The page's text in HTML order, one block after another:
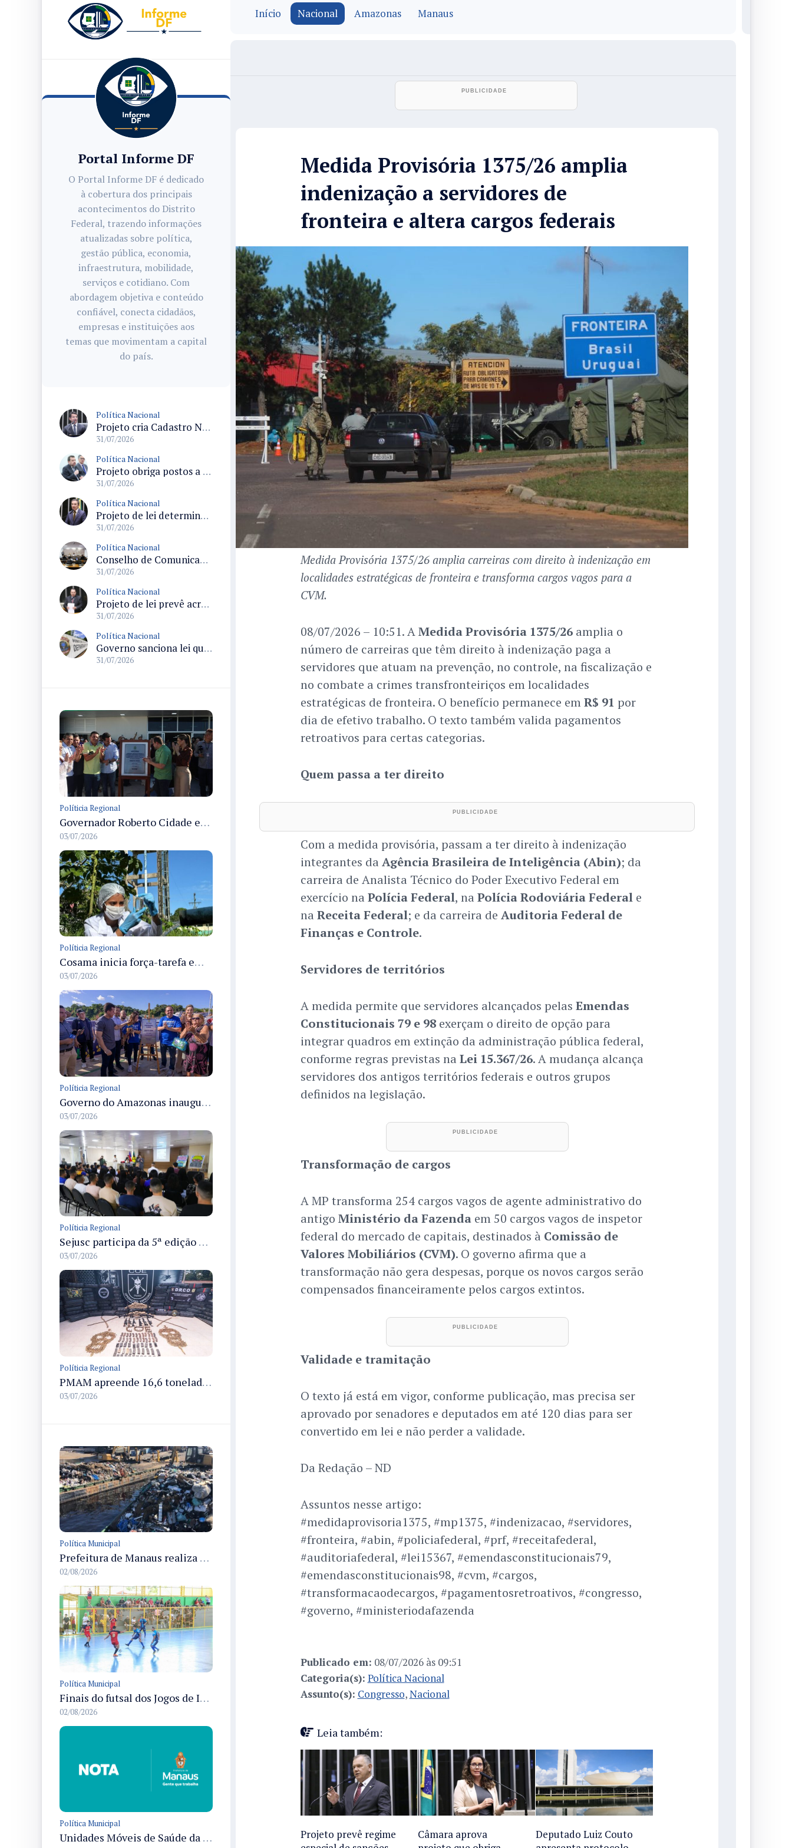
Portal Informe DF
O Portal Informe DF é dedicado
à cobertura dos principais
acontecimentos do Distrito
Federal, trazendo informações
atualizadas sobre política,
gestão pública, economia,
infraestrutura, mobilidade,
serviços e cotidiano. Com
abordagem objetiva e conteúdo
confiável, conecta cidadãos,
empresas e instituições aos
temas que movimentam a capital
do país.
Política Nacional
Projeto cria Cadastro Nacional de Doenças Raras e regras para dispensação de medicamentos pelo SUS
31/07/2026
Política Nacional
Projeto obriga postos a detalhar a composição do preço dos combustíveis em documentos fiscais
31/07/2026
Política Nacional
Projeto de lei determina prioridade na investigação de crimes sexuais contra crianças e adolescentes com prazos máximos
31/07/2026
Política Nacional
Conselho de Comunicação Social realiza duas reuniões no Senado sobre marco legal da inteligência artificial e regulação de plataformas digitais
31/07/2026
Política Nacional
Projeto de lei prevê acréscimo de 10% na Bolsa-Atleta para quem comprovar matrícula e frequência escolar
31/07/2026
Política Nacional
Governo sanciona lei que destina parte da arrecadação de bets ao Funapol e amplia uso para saúde na Polícia Federal
31/07/2026
Políticia Regional
Governador Roberto Cidade entrega readequação do ambulatório da FCecon e amplia capacidade de atendimento oncológico em Manaus
03/07/2026
Políticia Regional
Cosama inicia força-tarefa em Anamã para fortalecer abastecimento de água e segurança hídrica da população
03/07/2026
Políticia Regional
Governo do Amazonas inaugura primeiro Castramóvel Fluvial para atendimento veterinário às comunidades ribeirinhas e castração gratuita
03/07/2026
Políticia Regional
Sejusc participa da 5ª edição do Caminhos Literários com foco na cultura hip-hop nas unidades socioeducativas
03/07/2026
Políticia Regional
PMAM apreende 16,6 toneladas de entorpecentes e registra aumento nas prisões em flagrante e nas capturas de foragidos no primeiro semestre de 2026
03/07/2026
Política Municipal
Prefeitura de Manaus realiza transbordo de resíduos na limpeza da orla do rio Negro e comunidades rurais
02/08/2026
Política Municipal
Finais do futsal dos Jogos de Integração dos Servidores da Semed ocorrem em Manaus e definem quatro campeões
02/08/2026
Política Municipal
Unidades Móveis de Saúde da Mulher de Manaus terão quatro endereços novos a partir de 3/8
Início Nacional Amazonas Manaus
Medida Provisória 1375/26 amplia
indenização a servidores de
fronteira e altera cargos federais
Medida Provisória 1375/26 amplia carreiras com direito à indenização em
localidades estratégicas de fronteira e transforma cargos vagos para a
CVM.
08/07/2026 – 10:51. AMedida Provisória 1375/26amplia o
número de carreiras que têm direito à indenização paga a
servidores que atuam na prevenção, no controle, na fiscalização e
no combate a crimes transfronteiriços em localidades
estratégicas de fronteira. O benefício permanece emR$ 91 por
dia de efetivo trabalho. O texto também valida pagamentos
retroativos para certas categorias.
Quem passa a ter direito
Com a medida provisória, passam a ter direito à indenização
integrantes da Agência Brasileira de Inteligência (Abin); da
carreira de Analista Técnico do Poder Executivo Federal em
exercício na Polícia Federal, na Polícia Rodoviária Federale
na Receita Federal; e da carreira de Auditoria Federal de
Finanças e Controle.
Servidores de territórios
A medida permite que servidores alcançados pelas Emendas
Constitucionais 79 e 98exerçam o direito de opção para
integrar quadros em extinção da administração pública federal,
conforme regras previstas na Lei 15.367/26. A mudança alcança
servidores dos antigos territórios federais e outros grupos
definidos na legislação.
Transformação de cargos
A MP transforma 254 cargos vagos de agente administrativo do
antigo Ministério da Fazendaem 50 cargos vagos de inspetor
federal do mercado de capitais, destinados à Comissão de
Valores Mobiliários (CVM). O governo afirma que a
transformação não gera despesas, porque os novos cargos serão
compensados financeiramente pelos cargos extintos.
Validade e tramitação
O texto já está em vigor, conforme publicação, mas precisa ser
aprovado por senadores e deputados em até 120 dias para ser
convertido em lei e não perder a validade.
Da Redação – ND
Assuntos nesse artigo:
#medidaprovisoria1375, #mp1375, #indenizacao, #servidores,
#fronteira, #abin, #policiafederal, #prf, #receitafederal,
#auditoriafederal, #lei15367, #emendasconstitucionais79,
#emendasconstitucionais98, #cvm, #cargos,
#transformacaodecargos, #pagamentosretroativos, #congresso,
#governo, #ministeriodafazenda
Publicado em: 08/07/2026 às 09:51
Categoria(s): Política Nacional
Assunto(s): Congresso,Nacional
Leia também:
Projeto prevê regime
Câmara aprova
Deputado Luiz Couto